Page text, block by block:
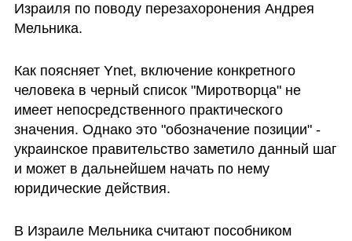
Израиля по поводу перезахоронения Андрея
Мельника.
Как поясняет Ynet, включение конкретного
человека в черный список "Миротворца" не
имеет непосредственного практического
значения. Однако это "обозначение позиции" -
украинское правительство заметило данный шаг
и может в дальнейшем начать по нему
юридические действия.
В Израиле Мельника считают пособником